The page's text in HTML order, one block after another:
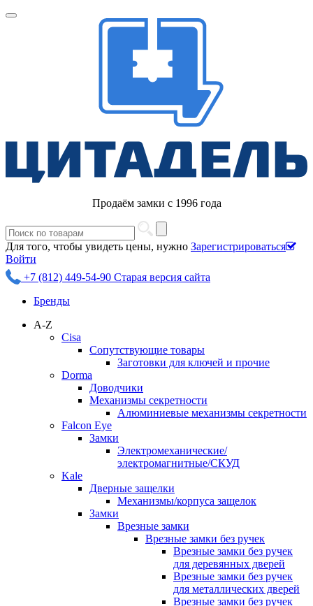
Продаём замки с 1996 года
Для того, чтобы увидеть цены, нужно Зарегистрироваться
Войти
+7 (812) 449-54-90 Старая версия сайта
Бренды
A-Z
Cisa
Сопутствующие товары
Заготовки для ключей и прочие
Dorma
Доводчики
Механизмы секретности
Алюминиевые механизмы секретности
Falcon Eye
Замки
Электромеханические/
электромагнитные/СКУД
Kale
Дверные защелки
Механизмы/корпуса защелок
Замки
Врезные замки
Врезные замки без ручек
Врезные замки без ручек
для деревянных дверей
Врезные замки без ручек
для металлических дверей
Врезные замки без ручек